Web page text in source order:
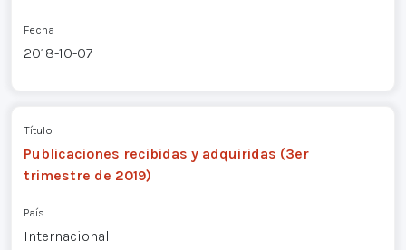
Fecha
2018-10-07
Título
Publicaciones recibidas y adquiridas (3er
trimestre de 2019)
País
Internacional